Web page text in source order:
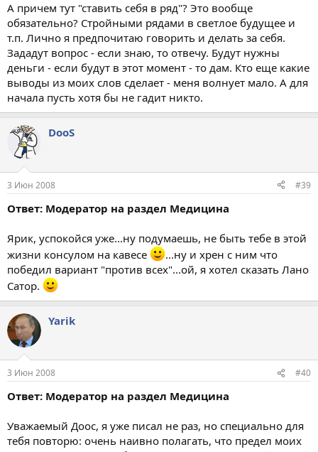
А причем тут "ставить себя в ряд"? Это вообще
обязательно? Стройными рядами в светлое будущее и
т.п. Лично я предпочитаю говорить и делать за себя.
Зададут вопрос - если знаю, то отвечу. Будут нужны
деньги - если будут в этот момент - то дам. Кто еще какие
выводы из моих слов сделает - меня волнует мало. А для
начала пусть хотя бы не гадит никто.
DooS
3 Июн 2008 #39
Ответ: Модератор на раздел Медицина
Ярик, успокойся уже...ну подумаешь, не быть тебе в этой
жизни консулом на кавесе
...ну и хрен с ним что
победил вариант "против всех"...ой, я хотел сказать Лано
Сатор.
Yarik
3 Июн 2008 #40
Ответ: Модератор на раздел Медицина
Уважаемый Доос, я уже писал не раз, но специально для
тебя повторю: очень наивно полагать, что предел моих